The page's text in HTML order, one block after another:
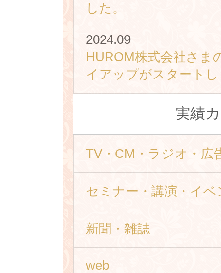
した。
2024.09
HUROM株式会社さま
イアップがスタート
実績
TV・CM・ラジオ・広
セミナー・講演・イベ
新聞・雑誌
web